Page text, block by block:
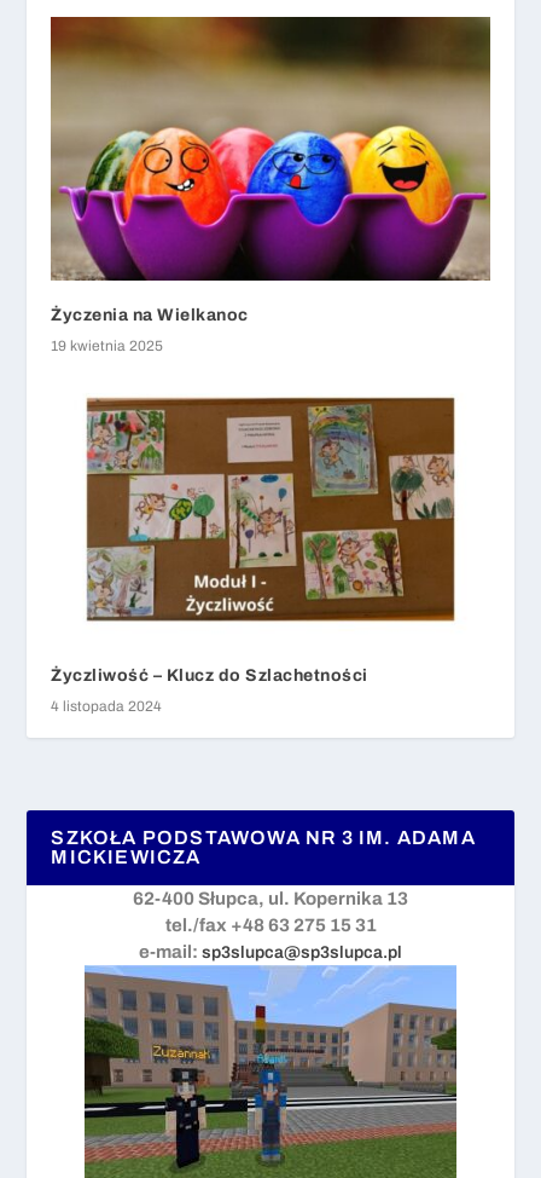
Życzenia na Wielkanoc
19 kwietnia 2025
Życzliwość – Klucz do Szlachetności
4 listopada 2024
SZKOŁA PODSTAWOWA NR 3 IM. ADAMA
MICKIEWICZA
62-400 Słupca, ul. Kopernika 13
tel./fax +48 63 275 15 31
e-mail: sp3slupca@sp3slupca.pl